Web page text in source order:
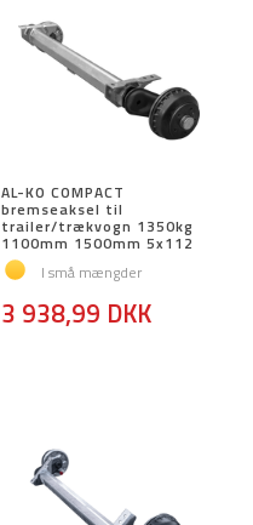
AL-KO COMPACT
bremseaksel til
trailer/trækvogn 1350kg
1100mm 1500mm 5x112
I små mængder
3 938,99 DKK